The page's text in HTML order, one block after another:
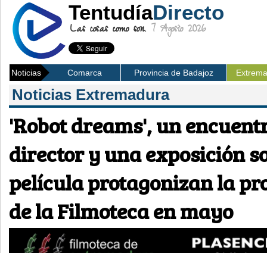
TentudíaDirecto
Las cosas como son. 7 Agosto 2026
Noticias Comarca Provincia de Badajoz
Noticias Extremadura
'Robot dreams', un
director y una exposición
película protagonizan la
de la Filmoteca en mayo